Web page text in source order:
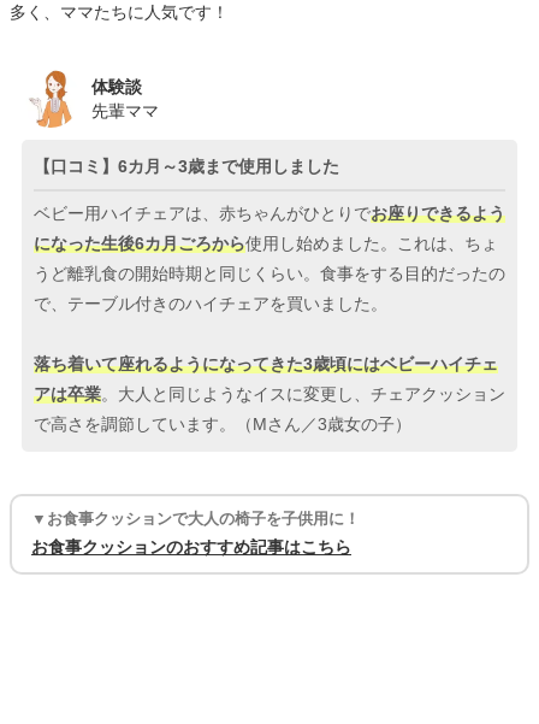
多く、ママたちに人気です！
体験談
先輩ママ
【口コミ】6カ月～3歳まで使用しました
ベビー用ハイチェアは、赤ちゃんがひとりでお座りできるよう
になった生後6カ月ごろから使用し始めました。これは、ちょ
うど離乳食の開始時期と同じくらい。食事をする目的だったの
で、テーブル付きのハイチェアを買いました。
落ち着いて座れるようになってきた3歳頃にはベビーハイチェ
アは卒業。大人と同じようなイスに変更し、チェアクッション
で高さを調節しています。（Mさん／3歳女の子）
▼お食事クッションで大人の椅子を子供用に！
お食事クッションのおすすめ記事はこちら